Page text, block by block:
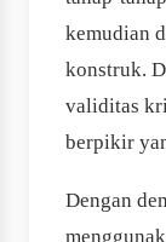
kemudian
konstruk.
validitas
berpikir
Dengan